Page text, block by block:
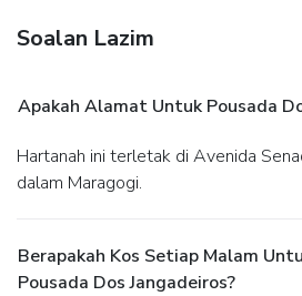
Soalan Lazim
Apakah Alamat Untuk Pousada
Hartanah ini terletak di Avenida Senador Rui Palmeira, S/N
dalam Maragogi.
Berapakah Kos Setiap Malam
Pousada Dos Jangadeiros?